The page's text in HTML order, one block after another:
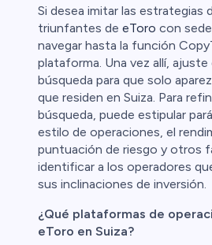
Si desea imitar las estrategias
triunfantes de eToro con
navegar hasta la función
plataforma. Una vez allí,
búsqueda para que solo
que residen en Suiza. Para
búsqueda, puede estipular
estilo de operaciones, el
puntuación de riesgo y otros
identificar a los operadores
sus inclinaciones de inversión.
¿Qué plataformas de
eToro en Suiza?